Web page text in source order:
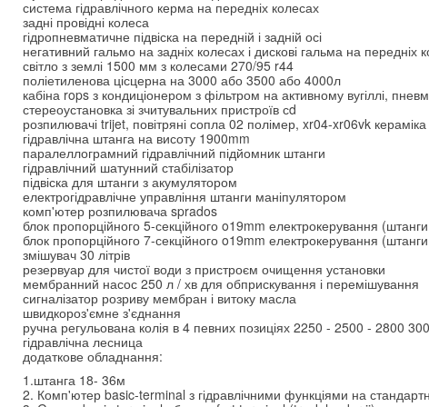
система гідравлічного керма на передніх колесах
задні провідні колеса
гідропневматичне підвіска на передній і задній осі
негативний гальмо на задніх колесах і дискові гальма на передніх
світло з землі 1500 мм з колесами 270/95 r44
поліетиленова цісцерна на 3000 або 3500 або 4000л
кабіна rops з кондиціонером з фільтром на активному вугіллі,
стереоустановка зі зчитувальних пристроїв сd
розпилювачі trijet, повітряні сопла 02 полімер, xr04-xr06vk кераміка
гідравлічна штанга на висоту 1900mm
паралеллограмний гідравлічний підйомник штанги
гідравлічний шатунний стабілізатор
підвіска для штанги з акумулятором
електрогідравлічне управління штанги маніпулятором
комп'ютер розпилювача sprados
блок пропорційного 5-секційного o19mm електрокерування
блок пропорційного 7-секційного o19mm електрокерування
змішувач 30 літрів
резервуар для чистої води з пристроєм очищення установки
мембранний насос 250 л / хв для обприскування і перемішування
сигналізатор розриву мембран і витоку масла
швидкороз'ємне з'єднання
ручна регульована колія в 4 певних позиціях 2250 - 2500 - 2800
гідравлічна лесница
додаткове обладнання:
1.штанга 18- 36м
2. Комп'ютер basic-terminal з гідравлічними функціями на